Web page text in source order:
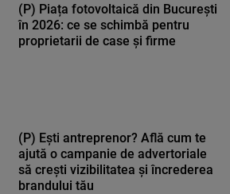
(P) Piața fotovoltaică din București
în 2026: ce se schimbă pentru
proprietarii de case și firme
(P) Ești antreprenor? Află cum te
ajută o campanie de advertoriale
să crești vizibilitatea și încrederea
brandului tău